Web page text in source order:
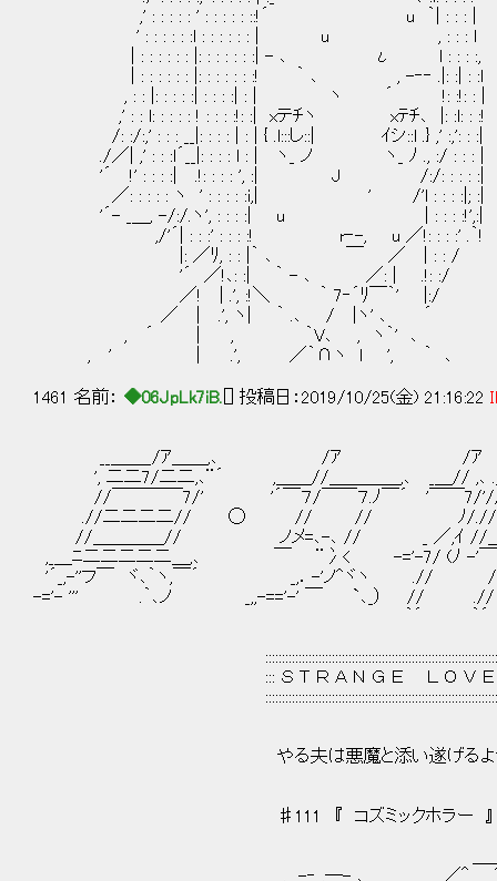
,' : : : : : ' : : : : : ::!´ u ｀| : : : |
' : : : : : :l : : : : : : | u , : : : l
| : : : : : : |: : : : : : :| - ､ ι l : : : :,
| : : : : : : |: : : : : : :! ｀ ､ , -‐‐ .|: :| : :l
, : : |: : : : :| : : : :| : | ヽ ´ !: :!: : |
,' : : l: : : : : ! : : : :!: :| xテﾁヽ xﾃﾁ､ |: :l: : :!
/: :/:,' : : : __|: : : : | : | { .l:::し::| ｲシ::l .} ,' :,': : :|
./／| ,' : : :l´__|: : : : l : | ヽ_ ノ ヽ_ ﾉ ., :/ : : : |
'´ !' : : : :| .!: : : : ', :| J /:/: : : : :|
／: : : : : ヽ ' : : : : :i,| ' /'l : : : :|; :|
'´- _＿, -/:/.ヽ', : : : :| u | : : : :!',:|
,/'´| : : :' : : : :! r‐-, u ／!: : : :' .｀!
|: ／ﾘ, : : |｀ ､ ￣ ／ | : : /
'´ ／!､: :| ｀ - ､ ／: | .!: :/
／! | .', :!＼ ｀ 7‐´ﾘ￣｀' |:/
／ | .', ヽ| ｀ .､ / |ヽ' ､ ´
, ´ | , ｀V､ , ヽ｀' ､
, ' | .', ／｀∩ヽ l ', ｀ ､
1461 名前： ◆06JpLk7iB. [] 投稿日：2019/10/25(金) 21:16:22
__＿＿_/ｱ＿＿,
', 二二7/二二,､¨´ ,＿＿//＿＿＿＿,､
//￣￣￣￣7/' '´￣７/￣￣７.ﾉ￣´ '
.//二二二二// ◯ // // ﾉ/.//＝//＝// ＿
//＿＿＿＿// ノメ=､-､ // _ ／,ｲ //＿//＿//
,_＿ﾆ二二二二二＿,､ ￣ ¨冫< -='-7/ (ﾉ -'￣7/
'´_,-''フ￣ ヾ､｀ヽ,￣´ _,．-'ノ
-='- ''' .｀､ノ _,,-=='-' ￣ `､_） // .// `'
::: Ｓ Ｔ Ｒ Ａ Ｎ Ｇ Ｅ Ｌ Ｏ Ｖ Ｅ Ｒ
やる夫は悪魔と添い遂げるよう
♯111 『 コズミックホラー 』
, -‐ ,─- ､ ／＾ ⌒